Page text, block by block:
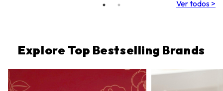
Ver todos >
Explore Top Bestselling Brands